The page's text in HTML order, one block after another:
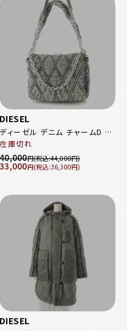
DIESEL
ディーゼル デニム チャームD シ
在庫切れ
40,000円 44,000
33,000円 36,300
DIESEL